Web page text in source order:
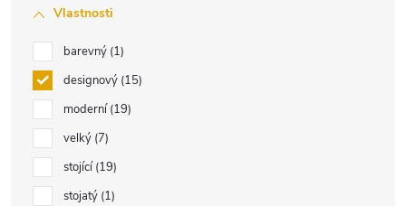
Vlastnosti
barevný 1
designový 15
moderní 19
velký 7
stojící 19
stojatý 1